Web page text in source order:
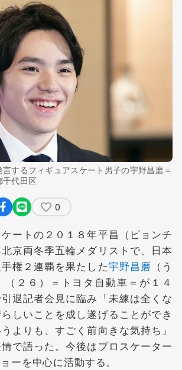
するフィギュアスケート男子の宇野昌磨＝
千代田区
0
ートの２０１８年平昌（ピョンチ
京両冬季五輪メダリストで、日本
権２連覇を果たした宇野昌磨 （う
２６）＝トヨタ自動車＝が１４
退記者会見に臨み「未練は全くな
しいことを成し遂げることができ
よりも、すごく前向きな気持ち」
で語った。今後はプロスケーター
ーを中心に活動する。